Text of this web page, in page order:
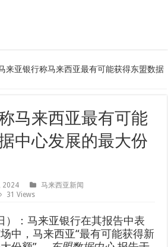
来亚银行称马来西亚最有可能获得东盟数据
马来西亚最有可能
中心发展的最大份
2024
马来西亚新闻
31 Views
）：马来亚银行在其报告中表
中，马来西亚“最有可能获得新